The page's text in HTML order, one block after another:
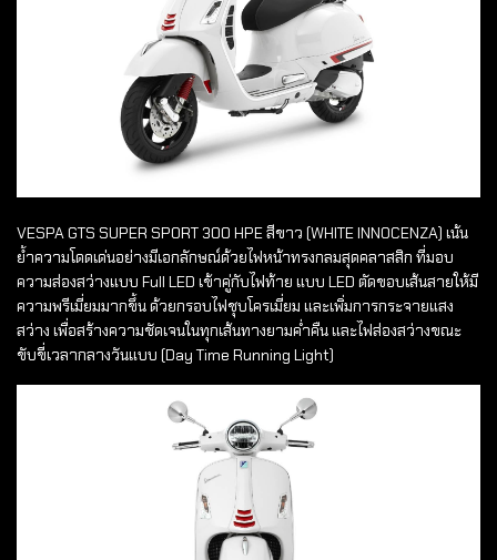
VESPA GTS SUPER SPORT 300 HPE สีขาว (WHITE INNOCENZA) เน้น
ย้ำความโดดเด่นอย่างมีเอกลักษณ์ด้วยไฟหน้าทรงกลมสุดคลาสสิก ที่มอบ
ความส่องสว่างแบบ Full LED เข้าคู่กับไฟท้าย แบบ LED ตัดขอบเส้นสายให้มี
ความพรีเมี่ยมมากขึ้น ด้วยกรอบไฟชุบโครเมี่ยม และเพิ่มการกระจายแสง
สว่าง เพื่อสร้างความชัดเจนในทุกเส้นทางยามค่ำคืน และไฟส่องสว่างขณะ
ขับขี่เวลากลางวันแบบ (Day Time Running Light)